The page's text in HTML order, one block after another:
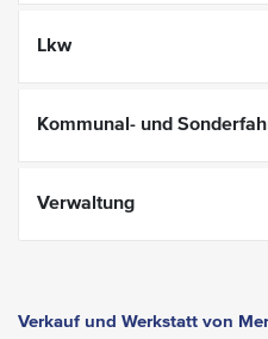
Lkw
Kommunal- und
Verwaltung
Verkauf und Werkstatt von